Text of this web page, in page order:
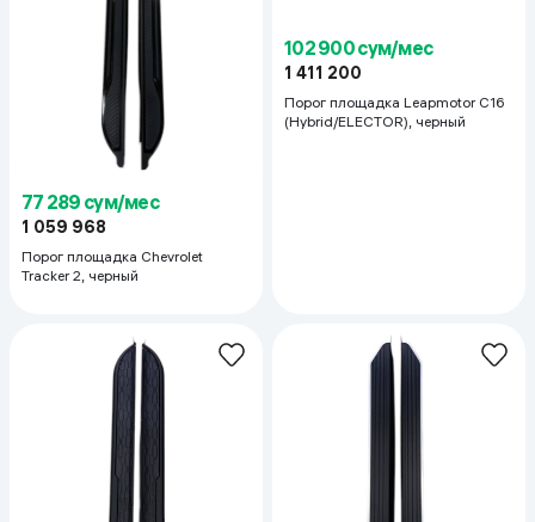
77 289 сум/мес
1 059 968
Порог площадка Chevrolet
Tracker 2, черный
102 900 сум/мес
1 411 200
Порог площадка Leapmotor C16
(Hybrid/ELECTOR), черный